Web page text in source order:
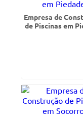
Empresa de
de Piscinas em